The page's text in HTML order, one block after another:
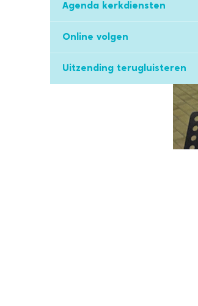
Agenda kerkdiensten
Online volgen
Uitzending terugluisteren